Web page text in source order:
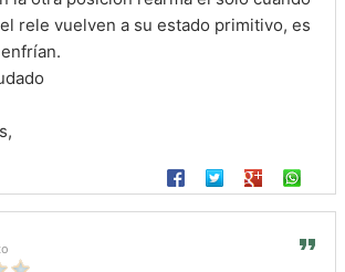
rele vuelven a su estado primitivo, es